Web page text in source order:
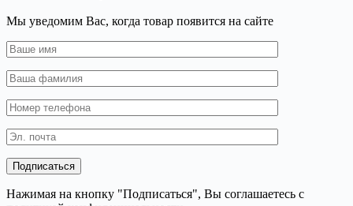
Мы уведомим Вас, когда товар появится на сайте
Нажимая на кнопку "Подписаться", Вы соглашаетесь с